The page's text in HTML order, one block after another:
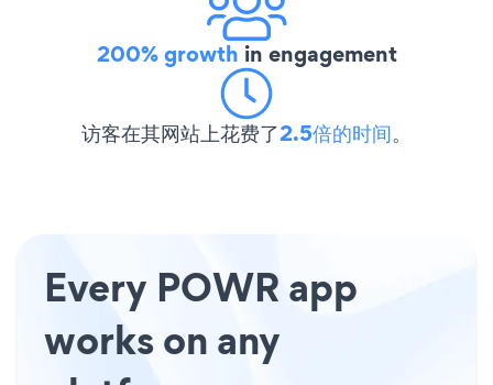
200% growth in engagement
访客在其网站上花费了2.5倍的时间。
Every POWR app
works on any